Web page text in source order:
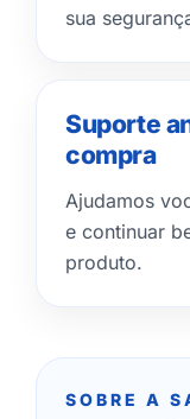
sua
Suporte
compra
Ajudamos
e continuar
produto.
SOBRE A